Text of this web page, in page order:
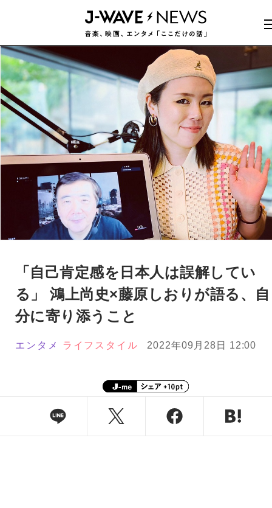
「自己肯定感を日本人は誤解してい
る」 鴻上尚史×藤原しおりが語る、自
分に寄り添うこと
エンタメ ライフスタイル 2022年09月28日 12:00